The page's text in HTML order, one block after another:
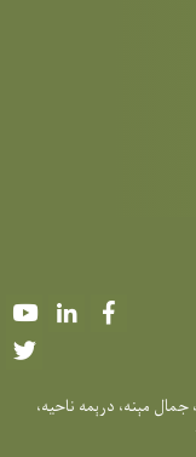
YoutubeLinkedIn
مېنه، درېمه ناحيه،